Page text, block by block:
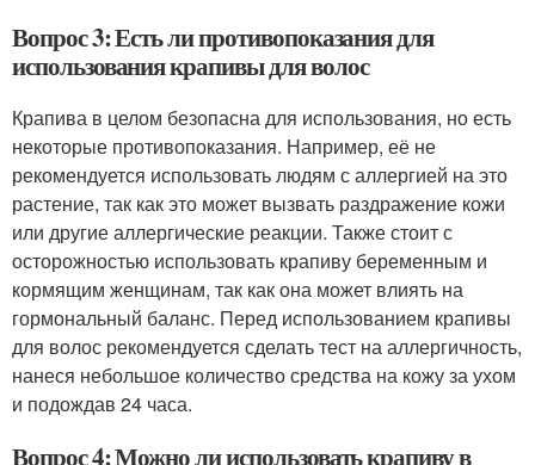
Вопрос 3: Есть ли противопоказания для
использования крапивы для волос
Крапива в целом безопасна для использования, но есть
некоторые противопоказания. Например, её не
рекомендуется использовать людям с аллергией на это
растение, так как это может вызвать раздражение кожи
или другие аллергические реакции. Также стоит с
осторожностью использовать крапиву беременным и
кормящим женщинам, так как она может влиять на
гормональный баланс. Перед использованием крапивы
для волос рекомендуется сделать тест на аллергичность,
нанеся небольшое количество средства на кожу за ухом
и подождав 24 часа.
Вопрос 4: Можно ли использовать крапиву в